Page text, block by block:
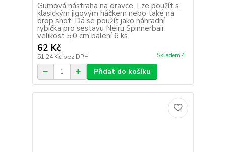
Gumová nástraha na dravce. Lze použít s
klasickým jigovým háčkem nebo také na
drop shot. Dá se použít jako náhradní
rybička pro sestavu Neiru Spinnerbair.
velikost 5,0 cm balení 6 ks
62 Kč
51,24 Kč bez DPH Skladem 4
Přidat do košíku